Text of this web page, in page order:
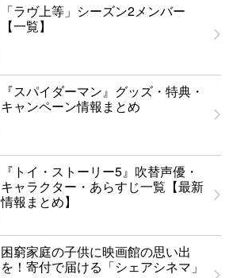
「ラヴ上等」シーズン2メンバー
【一覧】
『スパイダーマン』グッズ・特典・
キャンペーン情報まとめ
『トイ・ストーリー5』吹替声優・
キャラクター・あらすじ一覧【最新
情報まとめ】
困窮家庭の子供に映画館の思い出
を！寄付で届ける「シェアシネマ」